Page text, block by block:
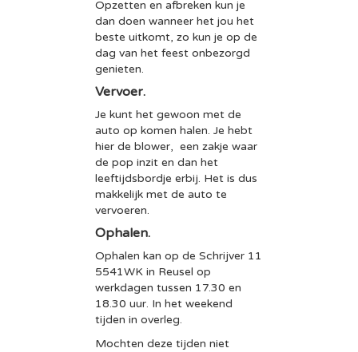
Opzetten en afbreken kun je
dan doen wanneer het jou het
beste uitkomt, zo kun je op de
dag van het feest onbezorgd
genieten.
Vervoer.
Je kunt het gewoon met de
auto op komen halen. Je hebt
hier de blower, een zakje waar
de pop inzit en dan het
leeftijdsbordje erbij. Het is dus
makkelijk met de auto te
vervoeren.
Ophalen.
Ophalen kan op de Schrijver 11
5541WK in Reusel op
werkdagen tussen 17.30 en
18.30 uur. In het weekend
tijden in overleg.
Mochten deze tijden niet